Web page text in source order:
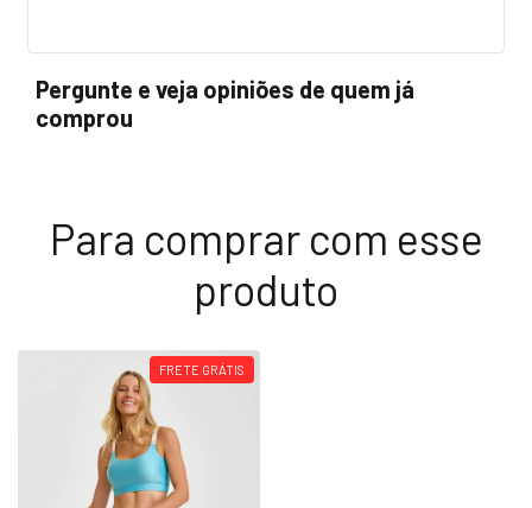
Pergunte e veja opiniões de quem já
comprou
Para comprar com esse
produto
FRETE GRÁTIS